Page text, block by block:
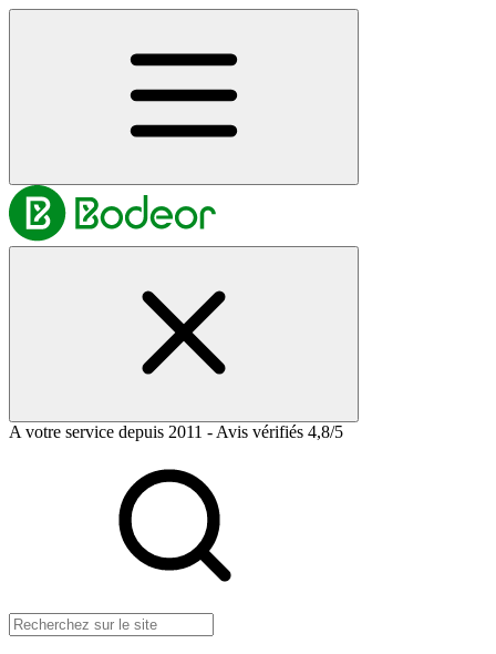
A votre service depuis 2011 - Avis vérifiés 4,8/5